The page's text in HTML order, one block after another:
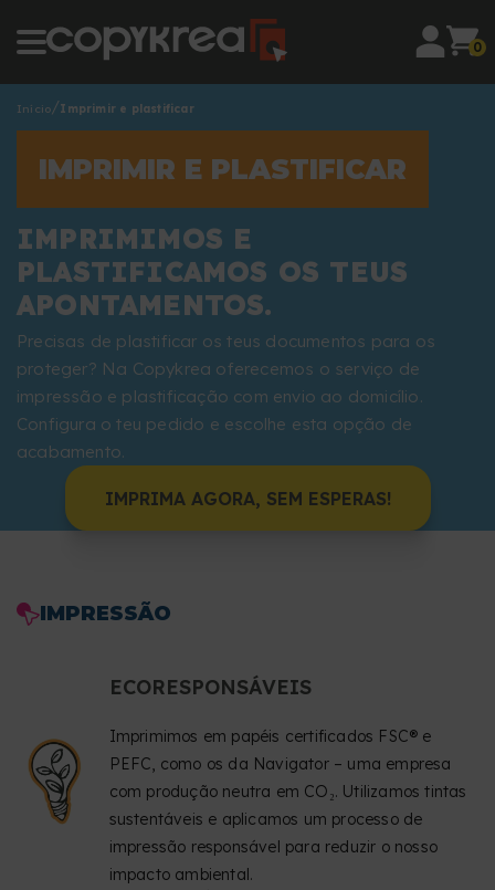
0
Início Imprimir e plastificar
IMPRIMIR E PLASTIFICAR
IMPRIMIMOS E
PLASTIFICAMOS OS TEUS
APONTAMENTOS.
Precisas de plastificar os teus documentos para os
proteger? Na Copykrea oferecemos o serviço de
impressão e plastificação com envio ao domicílio.
Configura o teu pedido e escolhe esta opção de
acabamento.
IMPRIMA AGORA, SEM ESPERAS!
IMPRESSÃO
ECORESPONSÁVEIS
Imprimimos em papéis certificados FSC® e
PEFC, como os da Navigator – uma empresa
com produção neutra em CO₂. Utilizamos tintas
sustentáveis e aplicamos um processo de
impressão responsável para reduzir o nosso
impacto ambiental.